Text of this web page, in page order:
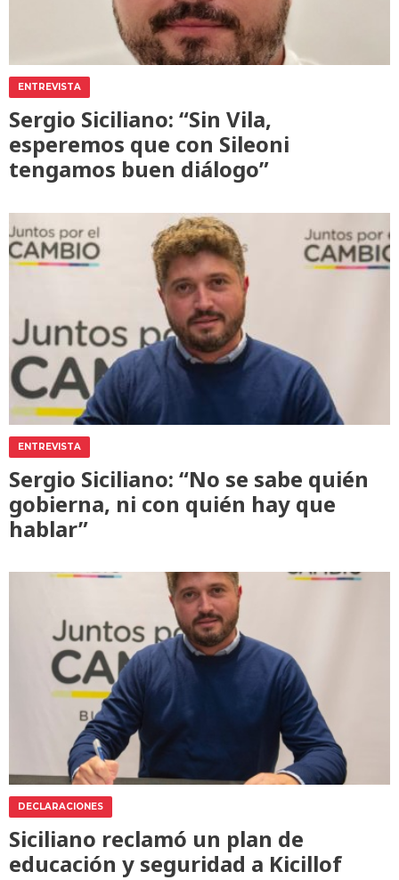
ENTREVISTA
Sergio Siciliano: “Sin Vila,
esperemos que con Sileoni
tengamos buen diálogo”
ENTREVISTA
Sergio Siciliano: “No se sabe quién
gobierna, ni con quién hay que
hablar”
DECLARACIONES
Siciliano reclamó un plan de
educación y seguridad a Kicillof